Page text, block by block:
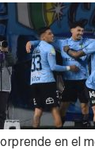
en el